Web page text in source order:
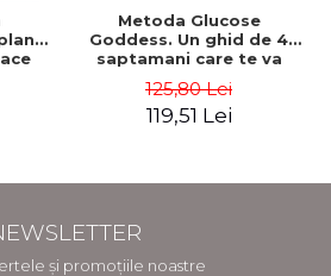
a -
Metoda Glucose
Goddess. Un ghid de 4
saptamani care te va
sa-ti recapeti energia si
sa te simti minunat -
125,80 Lei
119,51 Lei
și promoțiile noastre